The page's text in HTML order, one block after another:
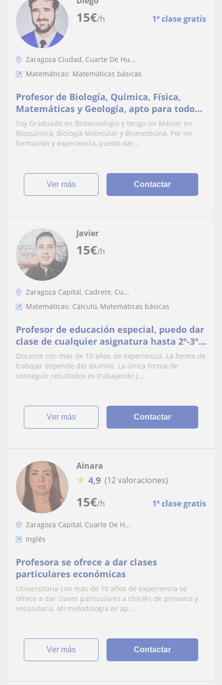
15€/h 1ª clase gratis
Zaragoza Ciudad, Cuarte De Hu...
Matemáticas: Matemáticas básicas
Profesor de Biología, Química, Física,
Matemáticas y Geología, apto para todos
los niveles de ESO y Bachillerato.
Soy Graduado en Biotecnología y tengo un Máster en
Bioquímica, Biología Molecular y Biomedicina. Por mi
formación y experiencia, puedo dar...
ver más Contactar
15€/h
Javier
Zaragoza Capital, Cadrete, Cu...
Matemáticas: Cálculo, Matemáticas básicas
Profesor de educación especial, puedo dar
clase de cualquier asignatura hasta 2º-3°
de la ESO con soltura y soy especialmente
bueno con alumnos con necesidades
educativas
Docente con más de 10 años de experiencia. La forma de
trabajar depende del alumno. La única forma de
conseguir resultados es trabajando j...
ver más Contactar
15€/h 1ª clase gratis
Ainara
★ 4,9 (12 valoraciones)
Zaragoza Capital, Cuarte De H...
Inglés
Profesora se ofrece a dar clases
particulares económicas
Universitaria con más de 10 años de experiencia se
ofrece a dar clases particulares a chic@s de primaria y
secundaria. Mi metodología es ap...
ver más Contactar